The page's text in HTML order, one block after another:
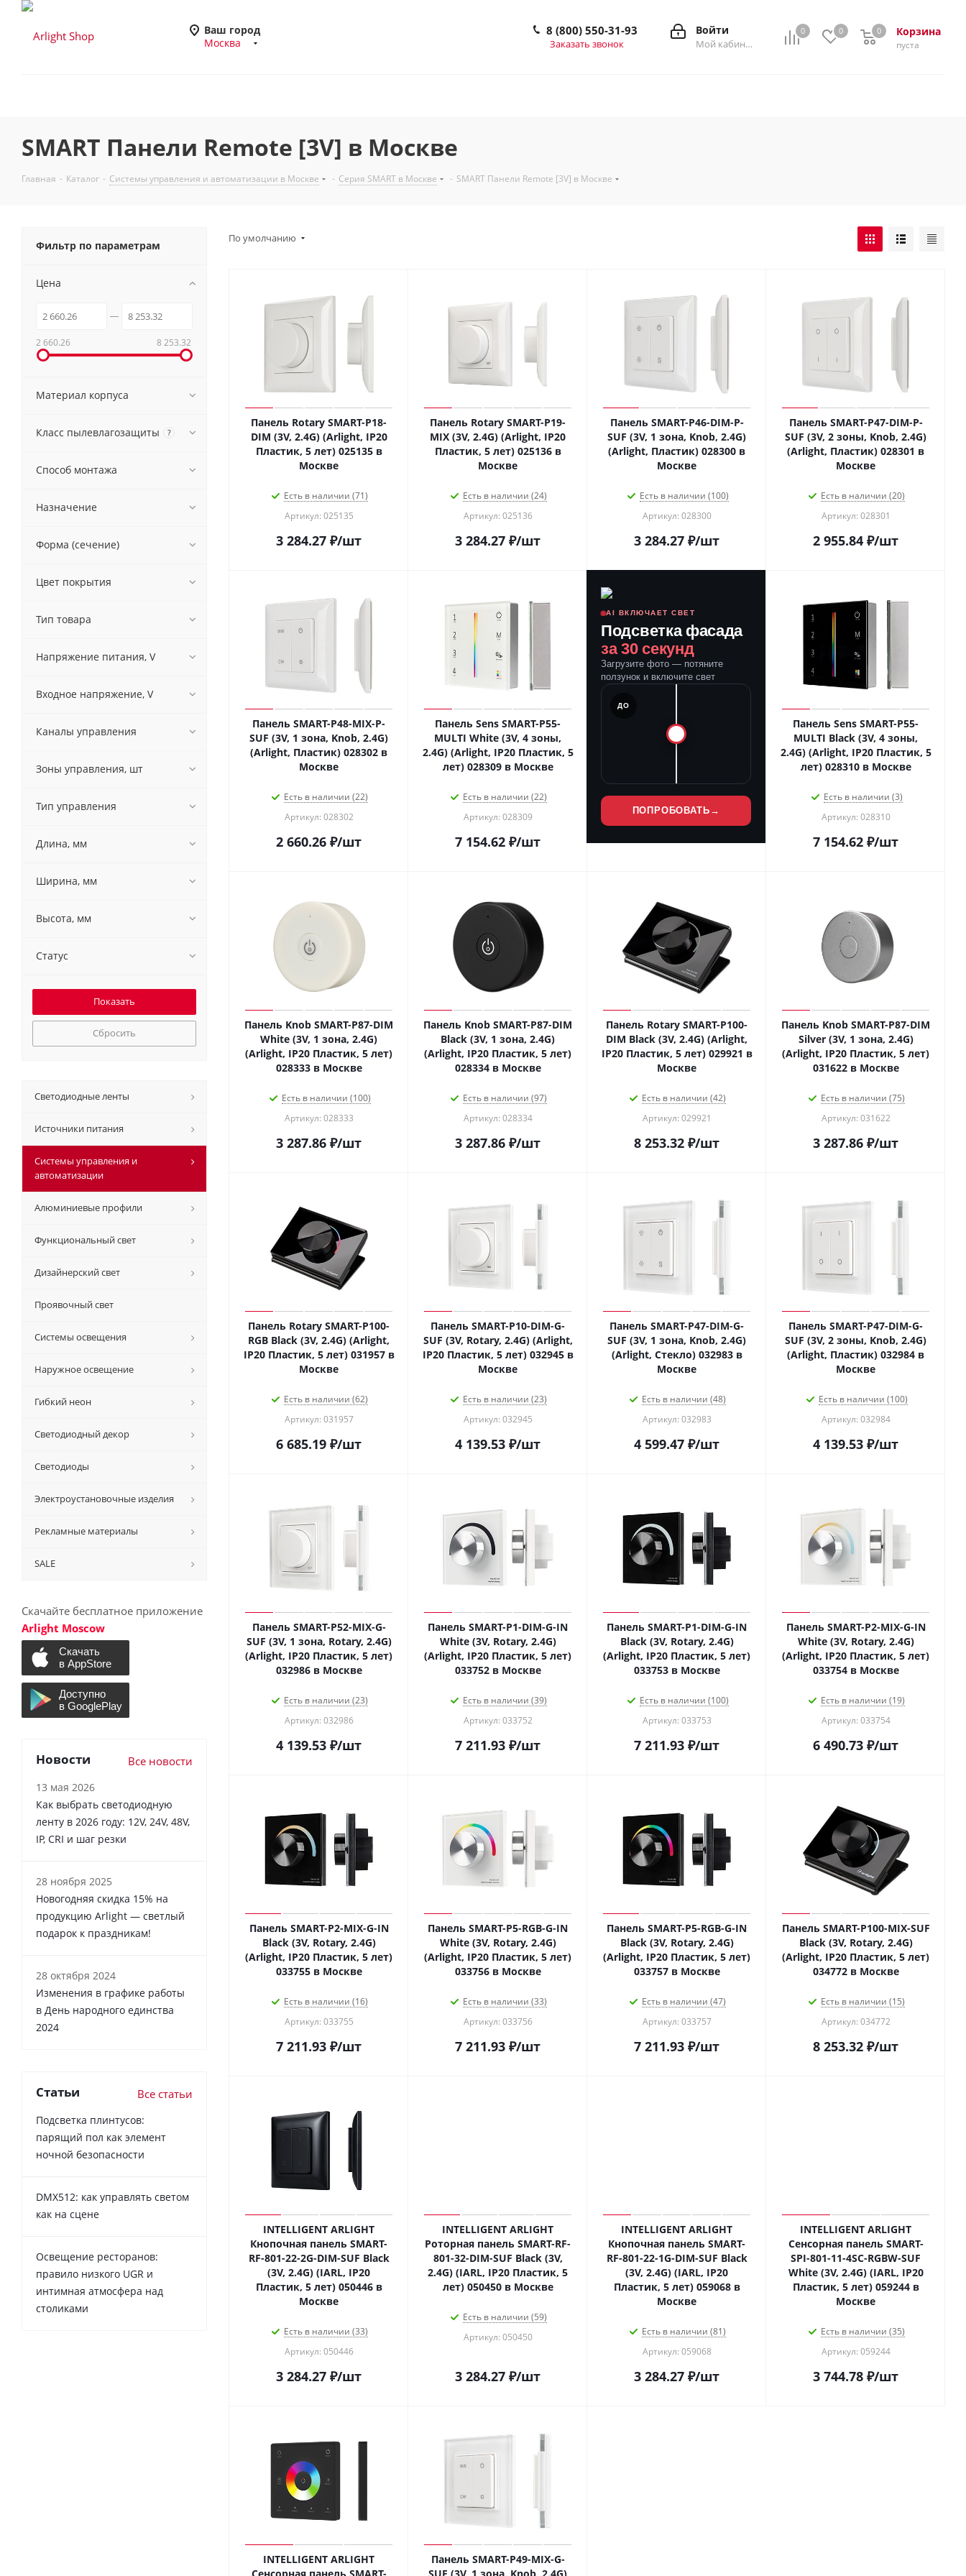
Ваш город
Москва
0 0 Корзина
0
пуста
0
Войти
Мой кабинет
8 (800) 550-31-93
Заказать звонок
SMART Панели Remote [3V] в Москве
Главная - Каталог - Системы управления и автоматизации в Москве - Серия SMART в Москве - SMART Панели Remote [3V] в Москве
По умолчанию
Панель Rotary SMART-P18-
DIM (3V, 2.4G) (Arlight, IP20
Пластик, 5 лет) 025135 в
Москве
Есть в наличии (71)
Артикул: 025135
3 284.27 ₽/шт
Панель Rotary SMART-P19-
MIX (3V, 2.4G) (Arlight, IP20
Пластик, 5 лет) 025136 в
Москве
Есть в наличии (24)
Артикул: 025136
3 284.27 ₽/шт
Панель SMART-P46-DIM-P-
SUF (3V, 1 зона, Knob, 2.4G)
(Arlight, Пластик) 028300 в
Москве
Есть в наличии (100)
Артикул: 028300
3 284.27 ₽/шт
Панель SMART-P47-DIM-P-
SUF (3V, 2 зоны, Knob, 2.4G)
(Arlight, Пластик) 028301 в
Москве
Есть в наличии (20)
Артикул: 028301
2 955.84 ₽/шт
Панель SMART-P48-MIX-P-
SUF (3V, 1 зона, Knob, 2.4G)
(Arlight, Пластик) 028302 в
Москве
Есть в наличии (22)
Артикул: 028302
2 660.26 ₽/шт
Панель Sens SMART-P55-
MULTI White (3V, 4 зоны,
2.4G) (Arlight, IP20 Пластик, 5
лет) 028309 в Москве
Есть в наличии (22)
Артикул: 028309
7 154.62 ₽/шт
AI ВКЛЮЧАЕТ СВЕТ
Подсветка фасада
за 30 секунд
Загрузите фото — потяните
ползунок и включите свет
ДО
ПОПРОБОВАТЬ →
Панель Sens SMART-P55-
MULTI Black (3V, 4 зоны,
2.4G) (Arlight, IP20 Пластик, 5
лет) 028310 в Москве
Есть в наличии (3)
Артикул: 028310
7 154.62 ₽/шт
Панель Knob SMART-P87-DIM
White (3V, 1 зона, 2.4G)
(Arlight, IP20 Пластик, 5 лет)
028333 в Москве
Есть в наличии (100)
Артикул: 028333
3 287.86 ₽/шт
Панель Knob SMART-P87-DIM
Black (3V, 1 зона, 2.4G)
(Arlight, IP20 Пластик, 5 лет)
028334 в Москве
Есть в наличии (97)
Артикул: 028334
3 287.86 ₽/шт
Панель Rotary SMART-P100-
DIM Black (3V, 2.4G) (Arlight,
IP20 Пластик, 5 лет) 029921 в
Москве
Есть в наличии (42)
Артикул: 029921
8 253.32 ₽/шт
Панель Knob SMART-P87-DIM
Silver (3V, 1 зона, 2.4G)
(Arlight, IP20 Пластик, 5 лет)
031622 в Москве
Есть в наличии (75)
Артикул: 031622
3 287.86 ₽/шт
Панель Rotary SMART-P100-
RGB Black (3V, 2.4G) (Arlight,
IP20 Пластик, 5 лет) 031957 в
Москве
Есть в наличии (62)
Артикул: 031957
6 685.19 ₽/шт
Панель SMART-P10-DIM-G-
SUF (3V, Rotary, 2.4G) (Arlight,
IP20 Пластик, 5 лет) 032945 в
Москве
Есть в наличии (23)
Артикул: 032945
4 139.53 ₽/шт
Панель SMART-P47-DIM-G-
SUF (3V, 1 зона, Knob, 2.4G)
(Arlight, Стекло) 032983 в
Москве
Есть в наличии (48)
Артикул: 032983
4 599.47 ₽/шт
Панель SMART-P47-DIM-G-
SUF (3V, 2 зоны, Knob, 2.4G)
(Arlight, Пластик) 032984 в
Москве
Есть в наличии (100)
Артикул: 032984
4 139.53 ₽/шт
Панель SMART-P52-MIX-G-
SUF (3V, 1 зона, Rotary, 2.4G)
(Arlight, IP20 Пластик, 5 лет)
032986 в Москве
Есть в наличии (23)
Артикул: 032986
4 139.53 ₽/шт
Панель SMART-P1-DIM-G-IN
White (3V, Rotary, 2.4G)
(Arlight, IP20 Пластик, 5 лет)
033752 в Москве
Есть в наличии (39)
Артикул: 033752
7 211.93 ₽/шт
Панель SMART-P1-DIM-G-IN
Black (3V, Rotary, 2.4G)
(Arlight, IP20 Пластик, 5 лет)
033753 в Москве
Есть в наличии (100)
Артикул: 033753
7 211.93 ₽/шт
Панель SMART-P2-MIX-G-IN
White (3V, Rotary, 2.4G)
(Arlight, IP20 Пластик, 5 лет)
033754 в Москве
Есть в наличии (19)
Артикул: 033754
6 490.73 ₽/шт
Панель SMART-P2-MIX-G-IN
Black (3V, Rotary, 2.4G)
(Arlight, IP20 Пластик, 5 лет)
033755 в Москве
Есть в наличии (16)
Артикул: 033755
7 211.93 ₽/шт
Панель SMART-P5-RGB-G-IN
White (3V, Rotary, 2.4G)
(Arlight, IP20 Пластик, 5 лет)
033756 в Москве
Есть в наличии (33)
Артикул: 033756
7 211.93 ₽/шт
Панель SMART-P5-RGB-G-IN
Black (3V, Rotary, 2.4G)
(Arlight, IP20 Пластик, 5 лет)
033757 в Москве
Есть в наличии (47)
Артикул: 033757
7 211.93 ₽/шт
Панель SMART-P100-MIX-SUF
Black (3V, Rotary, 2.4G)
(Arlight, IP20 Пластик, 5 лет)
034772 в Москве
Есть в наличии (15)
Артикул: 034772
8 253.32 ₽/шт
INTELLIGENT ARLIGHT
Кнопочная панель SMART-
RF-801-22-2G-DIM-SUF Black
(3V, 2.4G) (IARL, IP20
Пластик, 5 лет) 050446 в
Москве
Есть в наличии (33)
Артикул: 050446
3 284.27 ₽/шт
INTELLIGENT ARLIGHT
Роторная панель SMART-RF-
801-32-DIM-SUF Black (3V,
2.4G) (IARL, IP20 Пластик, 5
лет) 050450 в Москве
Есть в наличии (59)
Артикул: 050450
3 284.27 ₽/шт
INTELLIGENT ARLIGHT
Кнопочная панель SMART-
RF-801-22-1G-DIM-SUF Black
(3V, 2.4G) (IARL, IP20
Пластик, 5 лет) 059068 в
Москве
Есть в наличии (81)
Артикул: 059068
3 284.27 ₽/шт
INTELLIGENT ARLIGHT
Сенсорная панель SMART-
SPI-801-11-4SC-RGBW-SUF
White (3V, 2.4G) (IARL, IP20
Пластик, 5 лет) 059244 в
Москве
Есть в наличии (35)
Артикул: 059244
3 744.78 ₽/шт
INTELLIGENT ARLIGHT
Панель SMART-P49-MIX-G-
Фильтр по параметрам
Цена
2 660.26 8 253.32
Материал корпуса
Класс пылевлагозащиты ?
Способ монтажа
Назначение
Форма (сечение)
Цвет покрытия
Тип товара
Напряжение питания, V
Входное напряжение, V
Каналы управления
Зоны управления, шт
Тип управления
Длина, мм
Ширина, мм
Высота, мм
Статус
Сбросить
Светодиодные ленты
Источники питания
Системы управления и
автоматизации
Алюминиевые профили
Функциональный свет
Дизайнерский свет
Проявочный свет
Системы освещения
Наружное освещение
Гибкий неон
Светодиодный декор
Светодиоды
Электроустановочные изделия
Рекламные материалы
SALE
Скачайте бесплатное приложение
Arlight Moscow
Новости Все новости
13 мая 2026
Как выбрать светодиодную
ленту в 2026 году: 12V, 24V, 48V,
IP, CRI и шаг резки
28 ноября 2025
Новогодняя скидка 15% на
продукцию Arlight — светлый
подарок к праздникам!
28 октября 2024
Изменения в графике работы
в День народного единства
2024
Статьи Все статьи
Подсветка плинтусов:
парящий пол как элемент
ночной безопасности
DMX512: как управлять светом
как на сцене
Освещение ресторанов:
правило низкого UGR и
интимная атмосфера над
столиками